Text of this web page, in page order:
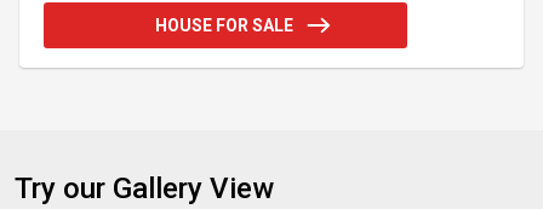
bois franc, son plancher chauffant au sous-sol, son
garage double avec une section isolée chauffée
HOUSE FOR SALE
Try our Gallery View